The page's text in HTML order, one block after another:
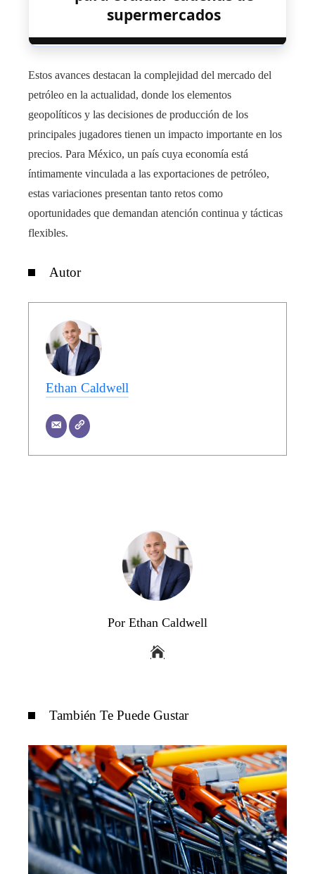
supermercados
Estos avances destacan la complejidad del mercado del
petróleo en la actualidad, donde los elementos
geopolíticos y las decisiones de producción de los
principales jugadores tienen un impacto importante en los
precios. Para México, un país cuya economía está
íntimamente vinculada a las exportaciones de petróleo,
estas variaciones presentan tanto retos como
oportunidades que demandan atención continua y tácticas
flexibles.
Autor
Ethan Caldwell
Por Ethan Caldwell
También Te Puede Gustar